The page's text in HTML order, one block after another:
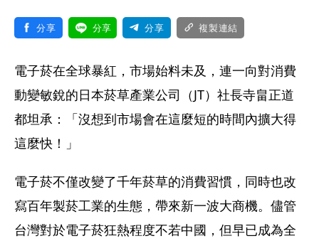
分享 分享 分享 複製連結
電子菸在全球暴紅，市場始料未及，連一向對消費
動變敏銳的日本菸草產業公司（JT）社長寺畠正道
都坦承：「沒想到市場會在這麼短的時間內擴大得
這麼快！」
電子菸不僅改變了千年菸草的消費習慣，同時也改
寫百年製菸工業的生態，帶來新一波大商機。儘管
台灣對於電子菸狂熱程度不若中國，但早已成為全